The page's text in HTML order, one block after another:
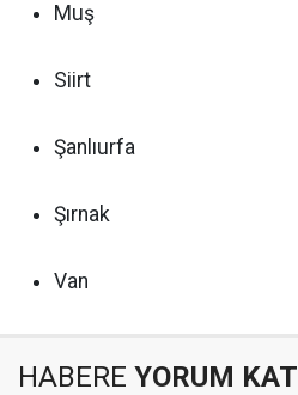
Muş
Siirt
Şanlıurfa
Şırnak
Van
HABERE YORUM KAT